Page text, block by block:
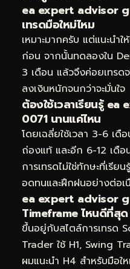
ea expert advisor
เทรดมือใหม่ไหม
เหมาะมากครับ แต่แนะนำ
ก่อน จากนั้นทดลองใน
3 เดือน แล้วจึงค่อยเทร
ลงเงินหนักจนกว่าจะมั่นใจ
ต้องใช้เวลาเรียนรู้
0071 นานแค่ไหน
โดยเฉลี่ยใช้เวลา 3-6 เดื
ถ่องแท้ และอีก 6-12 เดือ
การเทรดไม่ใช่ทักษะที่เรี
อดทนและฝึกฝนอย่างต่อเ
ea expert advisor
Timeframe ไหนดีที่สุด
ขึ้นอยู่กับสไตล์การเทรด
Trader ใช้ H1, Swing
ผมแนะนำ H4 สำหรับมือ